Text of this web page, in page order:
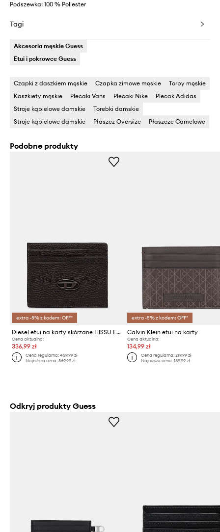
Podszewka: 100 % Poliester
Tagi
Akcesoria męskie Guess
Etui i pokrowce Guess
Czapki z daszkiem męskie Czapka zimowe męskie
Torby męskie
Kaszkiety męskie
Plecaki Vans Plecaki Nike
Plecak Adidas
Stroje kąpielowe damskie
Torebki damskie
Stroje kąpielowe damskie
Płaszcz Oversize Płaszcze Camelowe
Podobne produkty
extra -5% z kodem: OFF*
Diesel etui na karty skórzane HISSU EVO CARD CASE
Cena aktualna:
336,99 zł
Cena regularna:459,99 zł
Najniższa cena:369,99 zł
extra -5% z kodem: OFF*
Calvin Klein etui na karty
Cena aktualna:
134,99 zł
Cena regularna: 219,99 zł
Najniższa cena: 139,99 zł
Odkryj produkty Guess